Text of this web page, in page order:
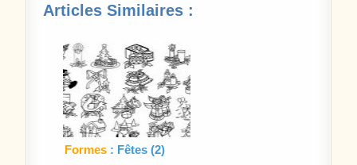
Articles Similaires :
Formes : Fêtes (2)